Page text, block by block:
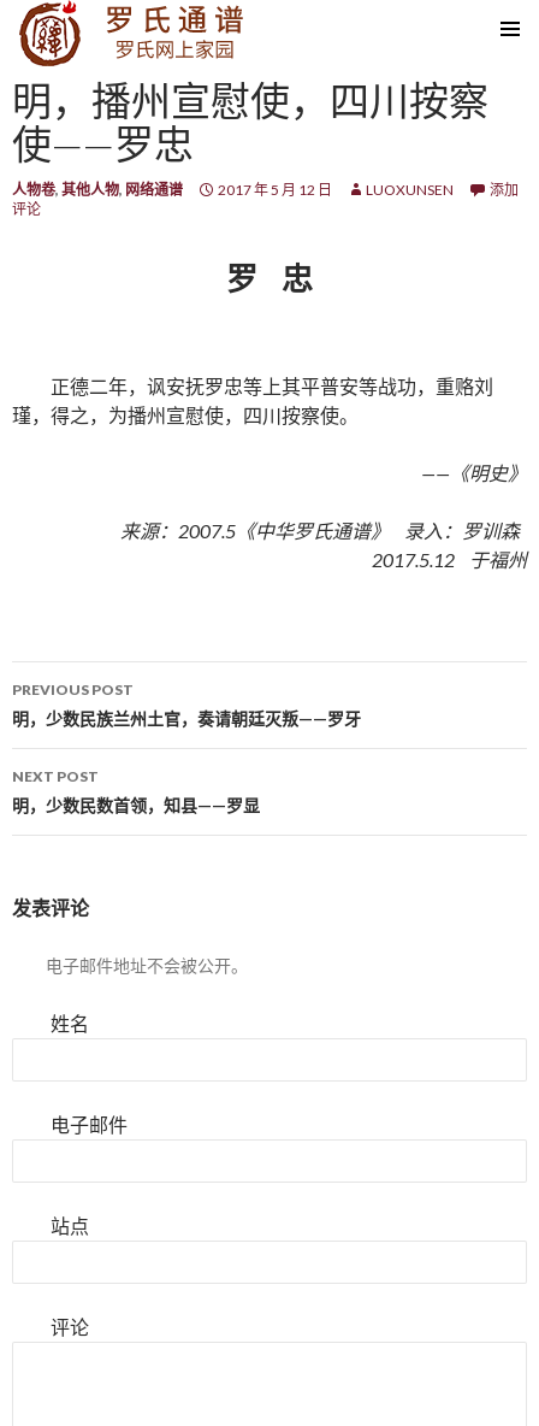
SKIP TO CONTENT
明，播州宣慰使，四川按察
使——罗忠
人物卷, 其他人物, 网络通谱 2017 年 5 月 12 日 LUOXUNSEN
添加
评论
罗 忠
正德二年，讽安抚罗忠等上其平普安等战功，重赂刘
瑾，得之，为播州宣慰使，四川按察使。
——《明史》
来源：2007.5《中华罗氏通谱》 录入：罗训森
2017.5.12 于福州
Post navigation
PREVIOUS POST
明，少数民族兰州土官，奏请朝廷灭叛——罗牙
NEXT POST
明，少数民数首领，知县——罗显
发表评论
电子邮件地址不会被公开。
姓名
电子邮件
站点
评论